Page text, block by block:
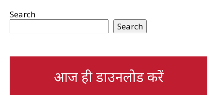
Search
Search
आज ही डाउनलोड करें